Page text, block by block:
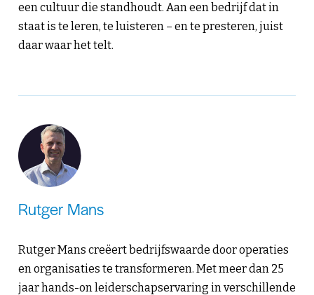
een cultuur die standhoudt. Aan een bedrijf dat in
staat is te leren, te luisteren – en te presteren, juist
daar waar het telt.
Rutger Mans
Rutger Mans creëert bedrijfswaarde door operaties
en organisaties te transformeren. Met meer dan 25
jaar hands-on leiderschapservaring in verschillende